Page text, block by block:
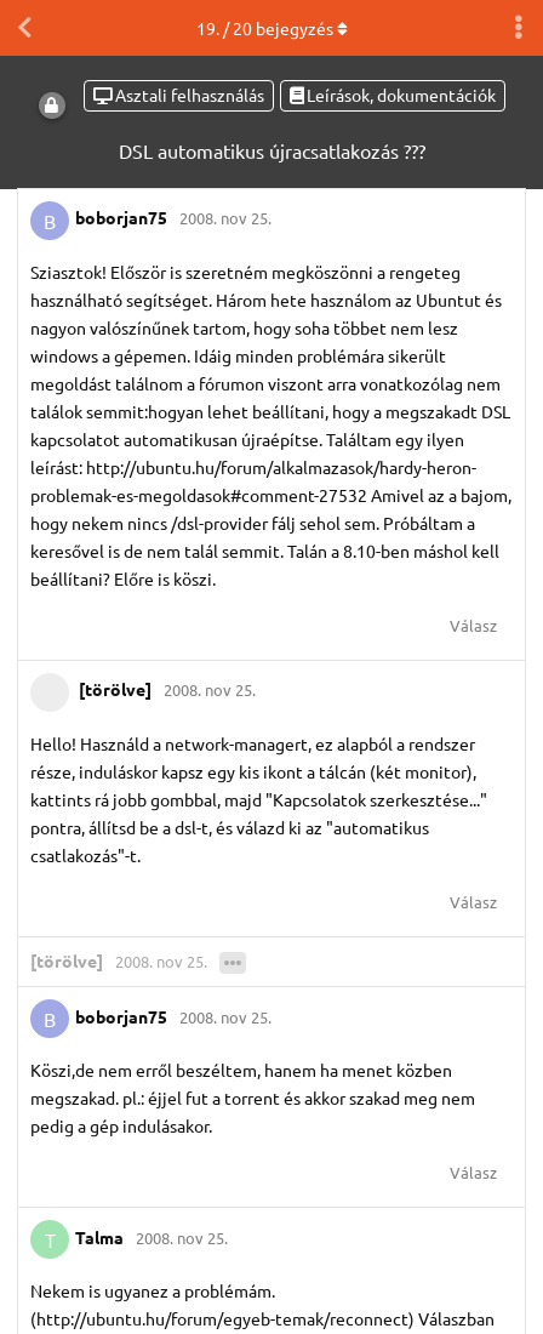
Asztali felhasználás Leírások, dokumentációk
DSL automatikus újracsatlakozás ???
19. /20bejegyzés
B boborjan75 2008. nov 25.
Sziasztok! Először is szeretném megköszönni a rengeteg
használható segítséget. Három hete használom az Ubuntut és
nagyon valószínűnek tartom, hogy soha többet nem lesz
windows a gépemen. Idáig minden problémára sikerült
megoldást találnom a fórumon viszont arra vonatkozólag nem
találok semmit:hogyan lehet beállítani, hogy a megszakadt DSL
kapcsolatot automatikusan újraépítse. Találtam egy ilyen
leírást: http://ubuntu.hu/forum/alkalmazasok/hardy-heron-
problemak-es-megoldasok#comment-27532 Amivel az a bajom,
hogy nekem nincs /dsl-provider fálj sehol sem. Próbáltam a
keresővel is de nem talál semmit. Talán a 8.10-ben máshol kell
beállítani? Előre is köszi.
Válasz
[törölve] 2008. nov 25.
Hello! Használd a network-managert, ez alapból a rendszer
része, induláskor kapsz egy kis ikont a tálcán (két monitor),
kattints rá jobb gombbal, majd "Kapcsolatok szerkesztése..."
pontra, állítsd be a dsl-t, és válazd ki az "automatikus
csatlakozás"-t.
Válasz
[törölve] 2008. nov 25.
B boborjan75 2008. nov 25.
Köszi,de nem erről beszéltem, hanem ha menet közben
megszakad. pl.: éjjel fut a torrent és akkor szakad meg nem
pedig a gép indulásakor.
Válasz
T Talma 2008. nov 25.
Nekem is ugyanez a problémám.
(http://ubuntu.hu/forum/egyeb-temak/reconnect) Válaszban